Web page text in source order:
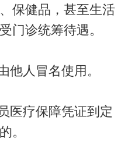
保健品，甚至生活
门诊统筹待遇。
他人冒名使用。
医疗保障凭证到定
。